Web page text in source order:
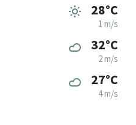
28°C
1 m/s
32°C
2 m/s
27°C
4 m/s